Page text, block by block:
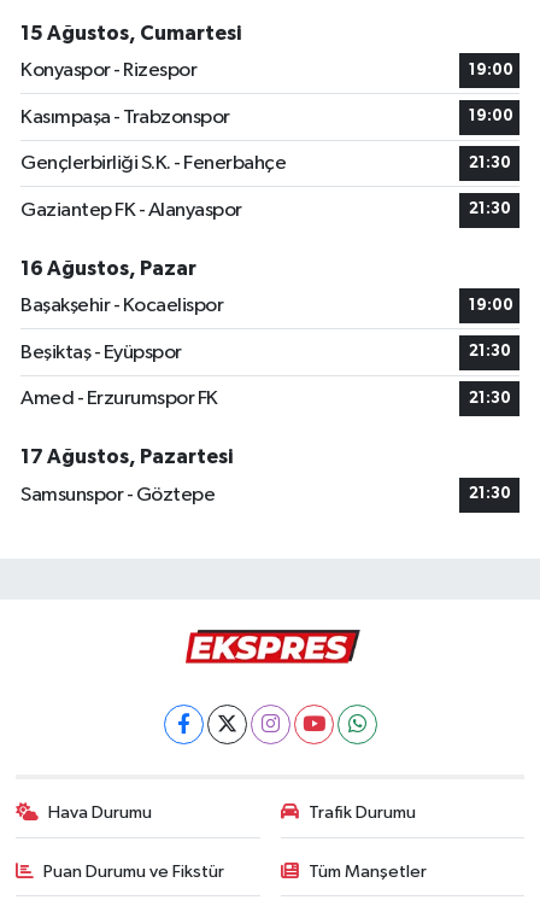
15 Ağustos, Cumartesi
Konyaspor - Rizespor
19:00
Kasımpaşa - Trabzonspor 19:00
Gençlerbirliği S.K. - Fenerbahçe 21:30
Gaziantep FK - Alanyaspor 21:30
16 Ağustos, Pazar
Başakşehir - Kocaelispor
19:00
Beşiktaş - Eyüpspor 21:30
Amed - Erzurumspor FK 21:30
17 Ağustos, Pazartesi
Samsunspor - Göztepe
21:30
Hava Durumu Trafik Durumu
Puan Durumu ve Fikstür Tüm Manşetler